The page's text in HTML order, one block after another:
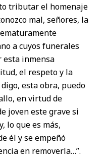
tributar el homenaje
mal, señores, la
a cuyos funerales
esta inmensa
el respeto y la
esta obra, puedo
en virtud de
joven este grave si
lo que es más,
él y se empeñó
en removerla…”.